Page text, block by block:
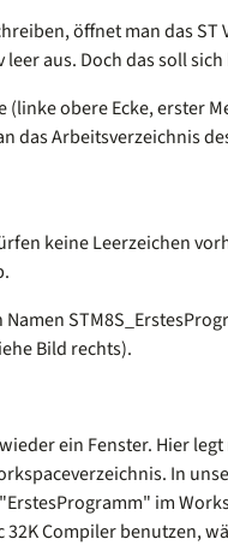
öffnet man das
aus. Doch das soll
(linke obere Ecke, erster
das Arbeitsverzeichnis
keine Leerzeichen
Bild rechts).
ein Fenster. Hier
In
im
Compiler benutzen,